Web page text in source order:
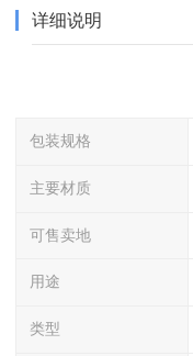
详细说明
包装规格
主要材质
可售卖地
用途
类型